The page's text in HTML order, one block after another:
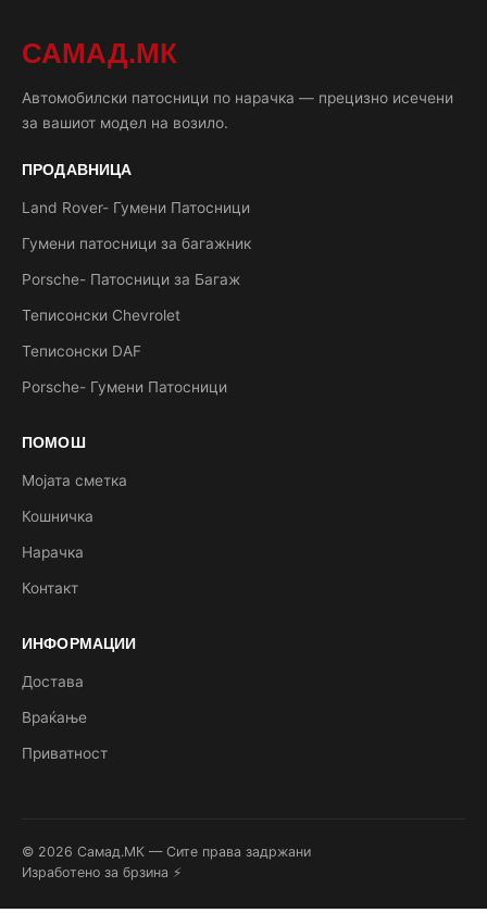
САМАД.МК
Автомобилски патосници по нарачка — прецизно исечени
за вашиот модел на возило.
ПРОДАВНИЦА
Land Rover- Гумени Патосници
Гумени патосници за багажник
Porsche- Патосници за Багаж
Теписонски Chevrolet
Теписонски DAF
Porsche- Гумени Патосници
ПОМОШ
Мојата сметка
Кошничка
Нарачка
Контакт
ИНФОРМАЦИИ
Достава
Враќање
Приватност
© 2026 Самад.МК — Сите права задржани
Изработено за брзина ⚡